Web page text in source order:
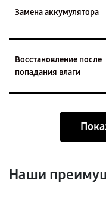
Замена аккумулятора
Восстановление после
попадания влаги
Наши